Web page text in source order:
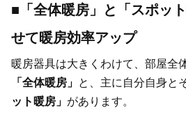
■「全体暖房」と「スポッ
せて暖房効率アップ
暖房器具は大きくわけて、部屋全
「全体暖房」 と、主に自分自身と
ット暖房」 があります。